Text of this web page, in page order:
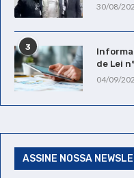
30/08/
3
de Lei
04/09/
ASSINE NOSSA